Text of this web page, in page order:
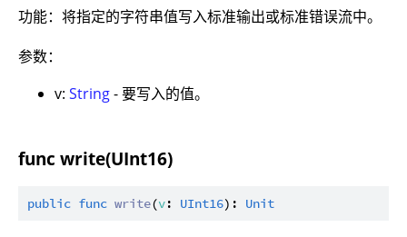
功能：将指定的字符串值写入标准输出或标准错误流中。
参数：
v: String- 要写入的值。
func write(UInt16)
public func write(v: UInt16): Unit